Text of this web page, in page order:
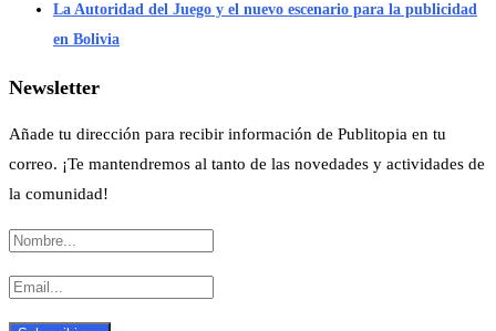
La Autoridad del Juego y el nuevo escenario para la publicidad
en Bolivia
Newsletter
Añade tu dirección para recibir información de Publitopia en tu
correo. ¡Te mantendremos al tanto de las novedades y actividades de
la comunidad!